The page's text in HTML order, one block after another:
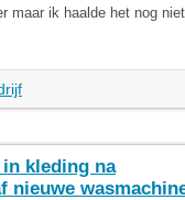
maar ik haalde het nog
in kleding na
nieuwe